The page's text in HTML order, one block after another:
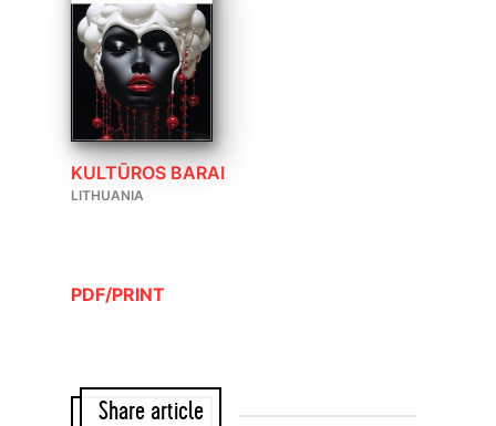
KULTŪROS BARAI
LITHUANIA
PDF/PRINT
Share article